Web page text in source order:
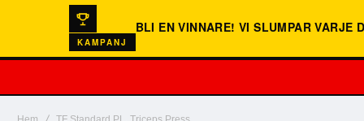
KAMPANJ
BLI EN VINNARE!VI SLUMPAR VARJE